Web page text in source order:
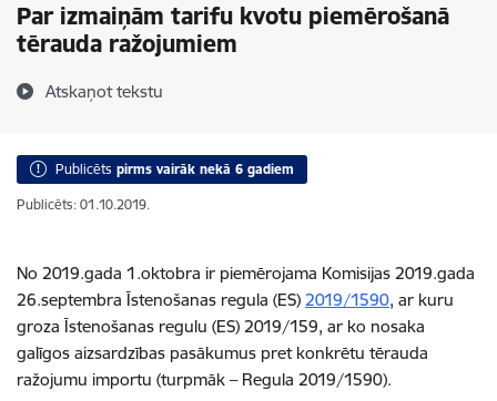
Par izmaiņām tarifu kvotu piemērošanā
tērauda ražojumiem
Atskaņot tekstu
Publicēts pirms vairāk nekā 6 gadiem
Publicēts: 01.10.2019.
No 2019.gada 1.oktobra ir piemērojama Komisijas 2019.gada
26.septembra Īstenošanas regula (ES) 2019/1590, ar kuru
groza Īstenošanas regulu (ES) 2019/159, ar ko nosaka
galīgos aizsardzības pasākumus pret konkrētu tērauda
ražojumu importu (turpmāk – Regula 2019/1590).